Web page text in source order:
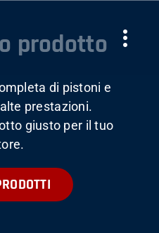
prodotto
di pistoni e
prestazioni.
giusto per il tuo